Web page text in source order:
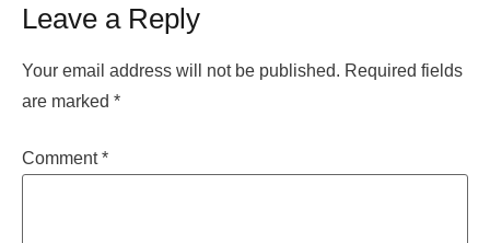
Leave a Reply
Your email address will not be published. Required fields
are marked *
Comment*